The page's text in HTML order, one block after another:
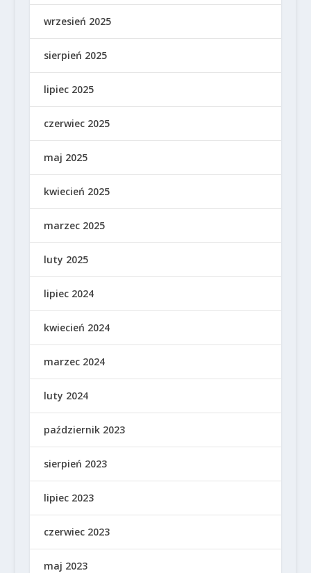
wrzesień 2025
sierpień 2025
lipiec 2025
czerwiec 2025
maj 2025
kwiecień 2025
marzec 2025
luty 2025
lipiec 2024
kwiecień 2024
marzec 2024
luty 2024
październik 2023
sierpień 2023
lipiec 2023
czerwiec 2023
maj 2023